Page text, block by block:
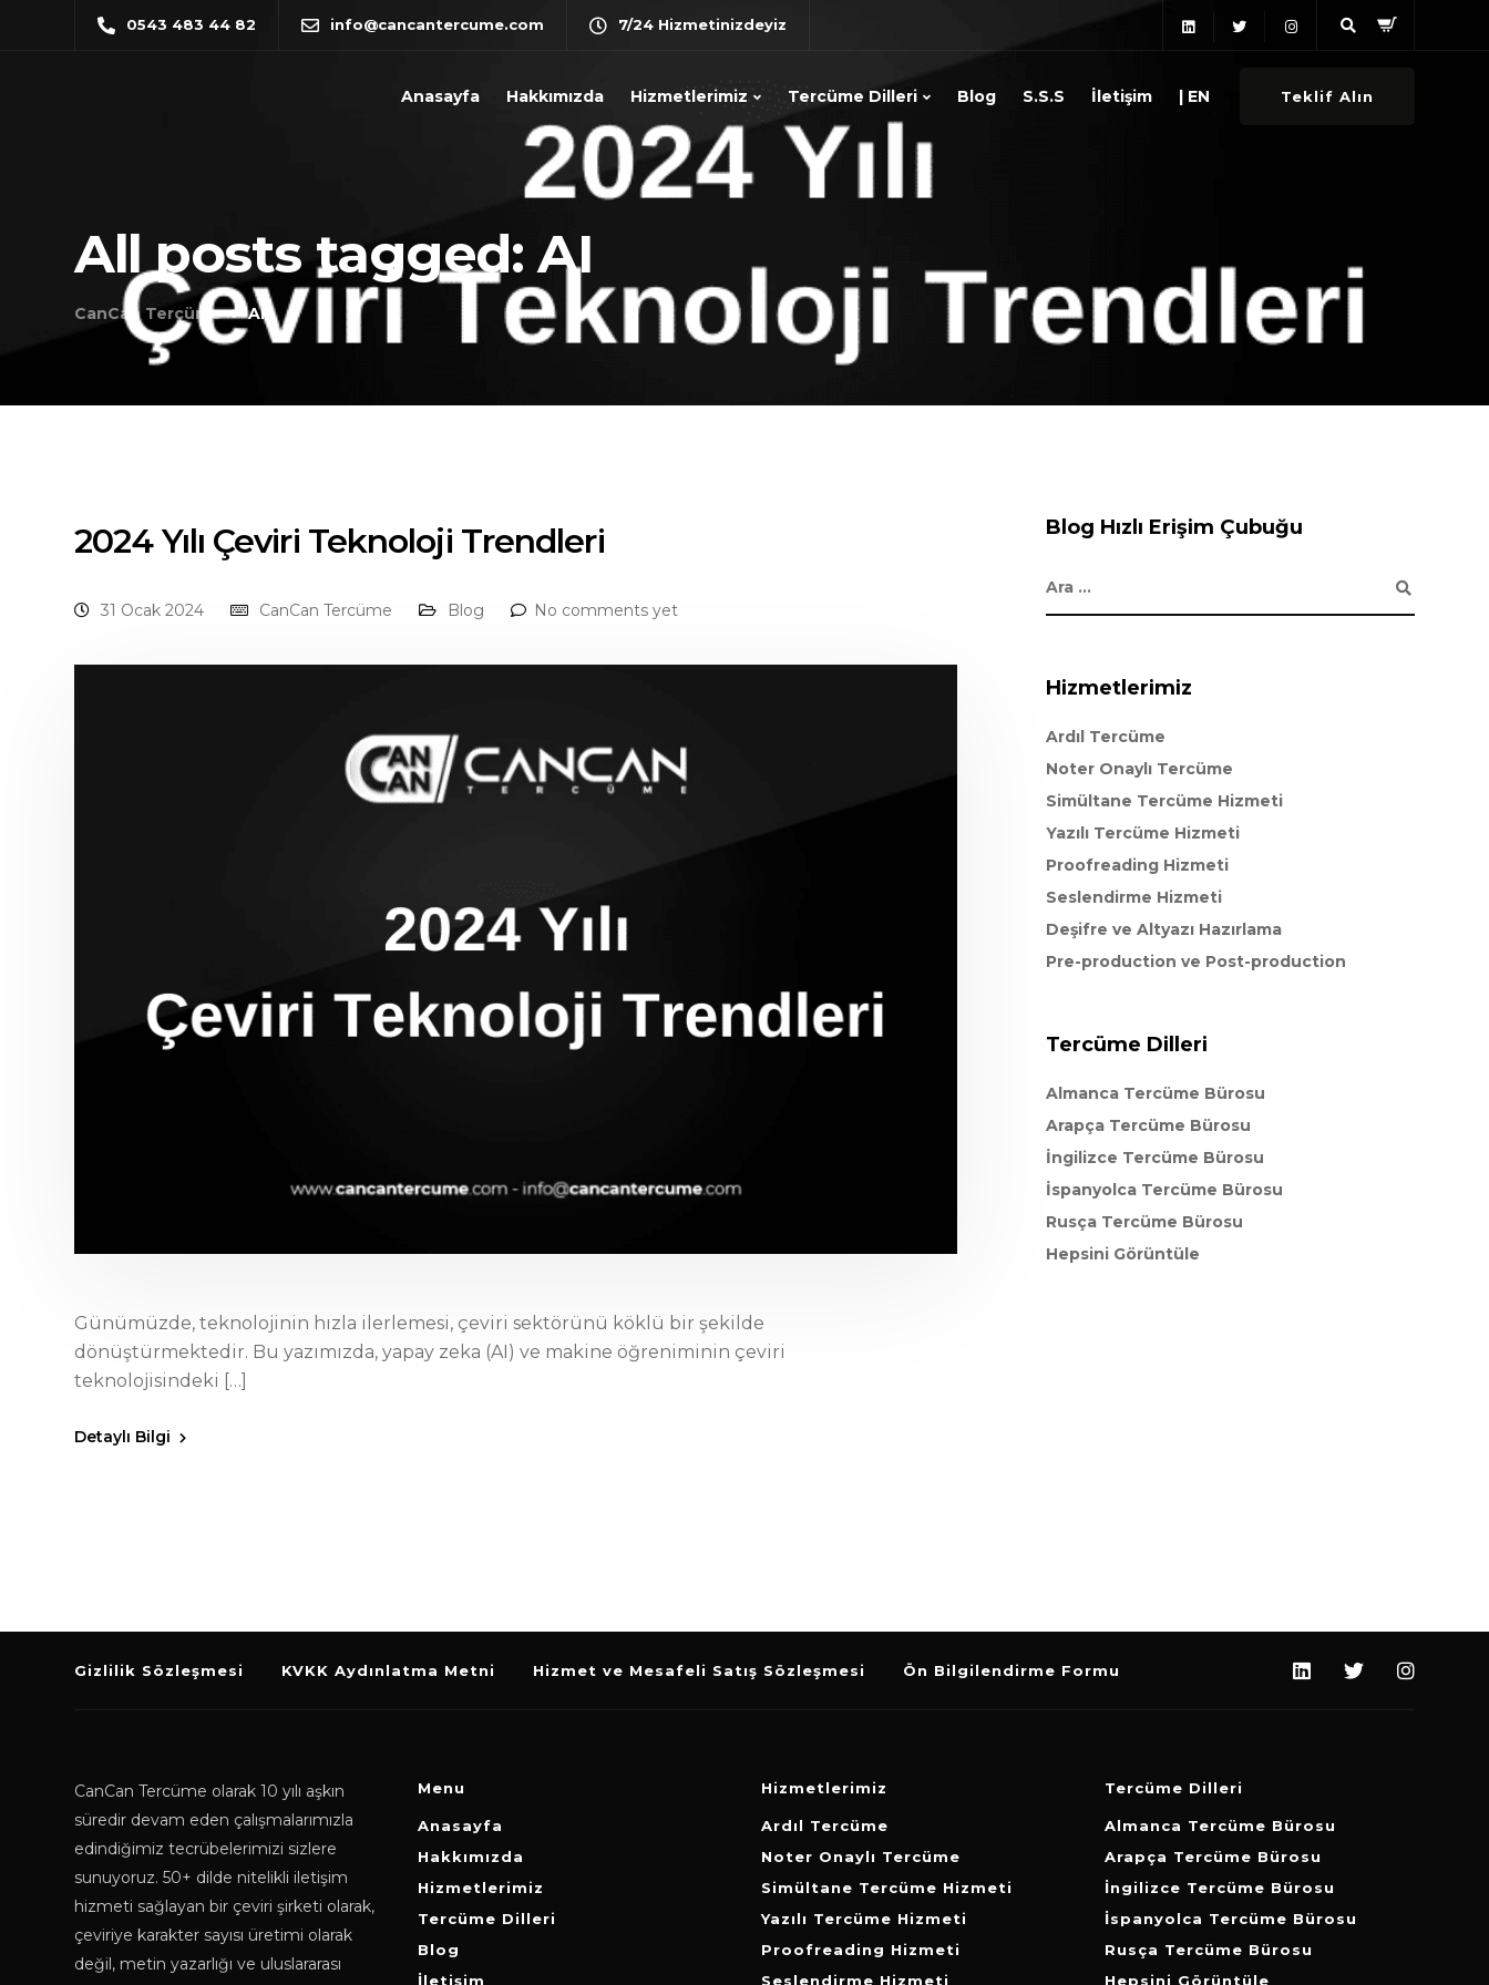
0543 483 44 82 info@cancantercume.com 7/24 Hizmetinizdeyiz
Anasayfa Hakkımızda Hizmetlerimiz Tercüme Dilleri Blog S.S.S İletişim | EN Teklif Alın
All posts tagged: AI
CanCan Tercüme AI
2024 Yılı Çeviri Teknoloji Trendleri
31 Ocak 2024 CanCan Tercüme Blog No comments yet
Günümüzde, teknolojinin hızla ilerlemesi, çeviri sektörünü köklü bir şekilde
dönüştürmektedir. Bu yazımızda, yapay zeka (AI) ve makine öğreniminin çeviri
teknolojisindeki […]
Detaylı Bilgi
Blog Hızlı Erişim Çubuğu
Hizmetlerimiz
Ardıl Tercüme
Noter Onaylı Tercüme
Simültane Tercüme Hizmeti
Yazılı Tercüme Hizmeti
Proofreading Hizmeti
Seslendirme Hizmeti
Deşifre ve Altyazı Hazırlama
Pre-production ve Post-production
Tercüme Dilleri
Almanca Tercüme Bürosu
Arapça Tercüme Bürosu
İngilizce Tercüme Bürosu
İspanyolca Tercüme Bürosu
Rusça Tercüme Bürosu
Hepsini Görüntüle
Gizlilik Sözleşmesi KVKK Aydınlatma Metni Hizmet ve Mesafeli Satış Sözleşmesi Ön Bilgilendirme Formu
CanCan Tercüme olarak 10 yılı aşkın
süredir devam eden çalışmalarımızla
edindiğimiz tecrübelerimizi sizlere
sunuyoruz. 50+ dilde nitelikli iletişim
hizmeti sağlayan bir çeviri şirketi olarak,
çeviriye karakter sayısı üretimi olarak
değil, metin yazarlığı ve uluslararası
Menu
Anasayfa
Hakkımızda
Hizmetlerimiz
Tercüme Dilleri
Blog
İletişim
Hizmetlerimiz
Ardıl Tercüme
Noter Onaylı Tercüme
Simültane Tercüme Hizmeti
Yazılı Tercüme Hizmeti
Proofreading Hizmeti
Seslendirme Hizmeti
Tercüme Dilleri
Almanca Tercüme Bürosu
Arapça Tercüme Bürosu
İngilizce Tercüme Bürosu
İspanyolca Tercüme Bürosu
Rusça Tercüme Bürosu
Hepsini Görüntüle